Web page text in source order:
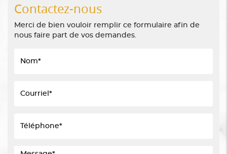
Contactez-nous
Merci de bien vouloir remplir ce formulaire afin de
nous faire part de vos demandes.